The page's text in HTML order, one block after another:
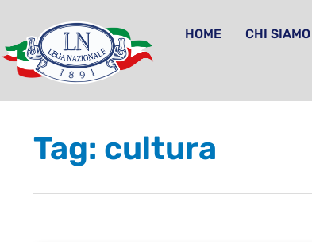
HOME CHI SIAMO
Tag: cultura